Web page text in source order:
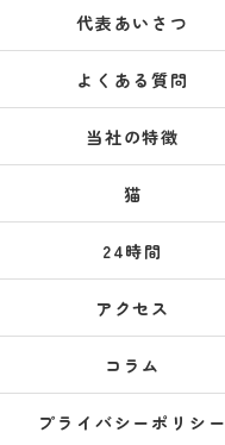
代表あいさつ
よくある質問
当社の特徴
猫
24時間
アクセス
コラム
プライバシーポリシー